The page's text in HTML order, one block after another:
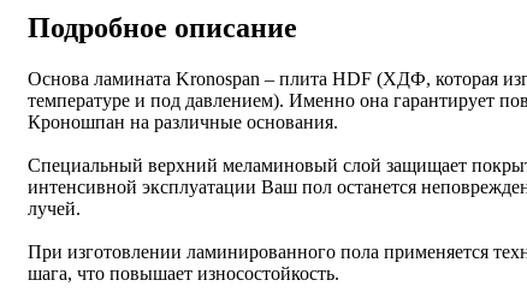
Подробное описание
Основа ламината Kronospan – плита HDF (ХДФ, которая
температуре и под давлением). Именно она гарантирует
Кроношпан на различные основания.
Специальный верхний меламиновый слой защищает
интенсивной эксплуатации Ваш пол останется
лучей.
При изготовлении ламинированного пола применяется
шага, что повышает износостойкость.